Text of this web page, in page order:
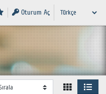
Oturum Aç